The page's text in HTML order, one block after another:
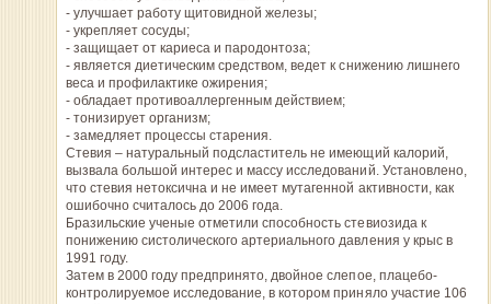
- улучшает работу щитовидной железы;
- укрепляет сосуды;
- защищает от кариеса и пародонтоза;
- является диетическим средством, ведет к снижению лишнего
веса и профилактике ожирения;
- обладает противоаллергенным действием;
- тонизирует организм;
- замедляет процессы старения.
Стевия – натуральный подсластитель не имеющий калорий,
вызвала большой интерес и массу исследований. Установлено,
что стевия нетоксична и не имеет мутагенной активности, как
ошибочно считалось до 2006 года.
Бразильские ученые отметили способность стевиозида к
понижению систолического артериального давления у крыс в
1991 году.
Затем в 2000 году предпринято, двойное слепое, плацебо-
контролируемое исследование, в котором приняло участие 106